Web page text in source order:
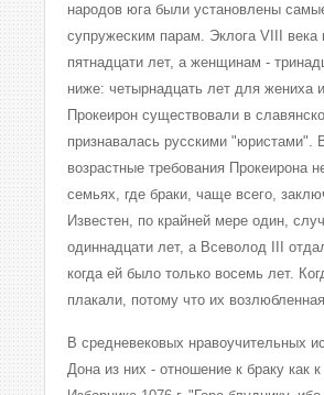
народов юга были установлены
супружеским парам. Эклога VIII века
пятнадцати лет, а женщинам -
ниже: четырнадцать лет для жениха
Прокеирон существовали в
признавалась русскими "юристами".
возрастные требования Прокеирона
семьях, где браки, чаще всего,
Известен, по крайней мере один,
одиннадцати лет, а Всеволод III
когда ей было только восемь лет.
плакали, потому что их
В средневековых нравоучительных
Дона из них - отношение к браку как